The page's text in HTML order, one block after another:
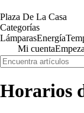
Plaza De La Casa
Categorías
LámparasEnergía
Mi cuenta
Horarios